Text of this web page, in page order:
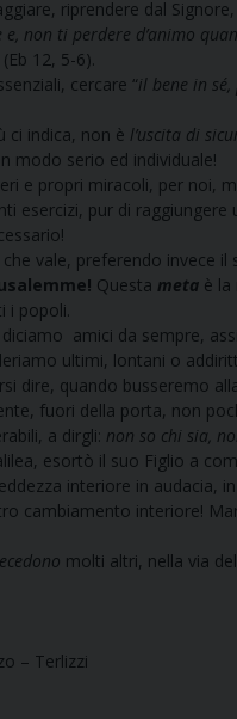
riprendere dal Signore,
non ti perdere d’animo
(Eb 12, 5-6).
cercare “il bene in
ci indica, non è l’uscita di
modo serio ed individuale!
propri miracoli, per noi,
esercizi, pur di
vale, preferendo invece il
Questa meta è la
i popoli.
amici da sempre,
ultimi, lontani o
quando busseremo
fuori della porta, non
a dirgli: non so chi sia,
esortò il suo Figlio a
interiore in audacia,
cambiamento interiore!
molti altri, nella via
– Terlizzi